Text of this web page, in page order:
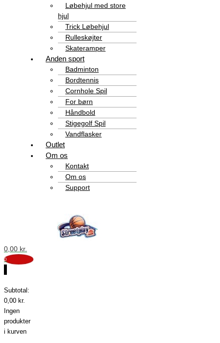
Løbehjul med store
hjul
Trick Løbehjul
Rulleskøjter
Skateramper
Anden sport
Badminton
Bordtennis
Cornhole Spil
For børn
Håndbold
Stigegolf Spil
Vandflasker
Outlet
Om os
Kontakt
Om os
Support
0,00 kr.
0
Subtotal:
0,00 kr.
Ingen
produkter
i kurven